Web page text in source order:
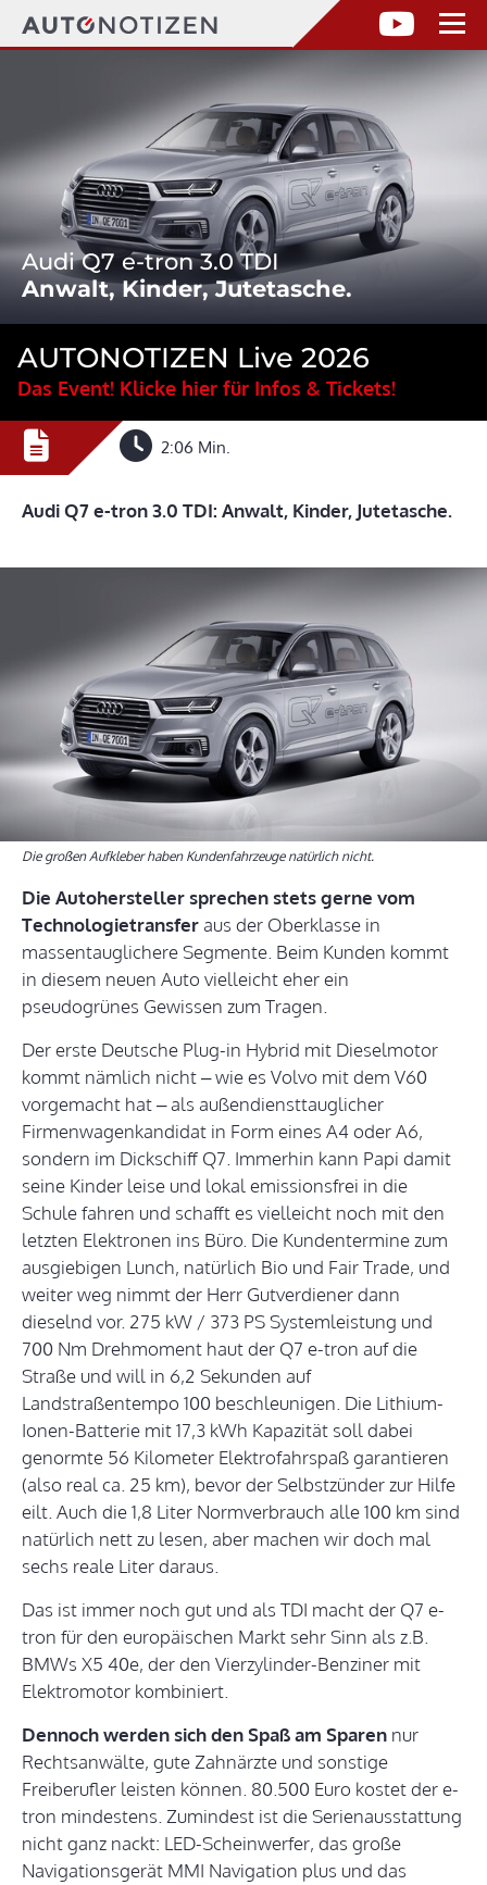
Audi Q7 e-tron 3.0 TDI
Anwalt, Kinder, Jutetasche.
AUTONOTIZEN Live 2026
Das Event! Klicke hier für Infos & Tickets!
2:06 Min.
Audi Q7 e-tron 3.0 TDI: Anwalt, Kinder, Jutetasche.
Die großen Aufkleber haben Kundenfahrzeuge natürlich nicht.
Die Autohersteller sprechen stets gerne vom
Technologietransferaus der Oberklasse in
massentauglichere Segmente. Beim Kunden kommt
in diesem neuen Auto vielleicht eher ein
pseudogrünes Gewissen zum Tragen.
Der erste Deutsche Plug-in Hybrid mit Dieselmotor
kommt nämlich nicht – wie es Volvo mit dem V60
vorgemacht hat – als außendiensttauglicher
Firmenwagenkandidat in Form eines A4 oder A6,
sondern im Dickschiff Q7. Immerhin kann Papi damit
seine Kinder leise und lokal emissionsfrei in die
Schule fahren und schafft es vielleicht noch mit den
letzten Elektronen ins Büro. Die Kundentermine zum
ausgiebigen Lunch, natürlich Bio und Fair Trade, und
weiter weg nimmt der Herr Gutverdiener dann
dieselnd vor. 275 kW / 373 PS Systemleistung und
700 Nm Drehmoment haut der Q7 e-tron auf die
Straße und will in 6,2 Sekunden auf
Landstraßentempo 100 beschleunigen. Die Lithium-
Ionen-Batterie mit 17,3 kWh Kapazität soll dabei
genormte 56 Kilometer Elektrofahrspaß garantieren
(also real ca. 25 km), bevor der Selbstzünder zur Hilfe
eilt. Auch die 1,8 Liter Normverbrauch alle 100 km sind
natürlich nett zu lesen, aber machen wir doch mal
sechs reale Liter daraus.
Das ist immer noch gut und als TDI macht der Q7 e-
tron für den europäischen Markt sehr Sinn als z.B.
BMWs X5 40e, der den Vierzylinder-Benziner mit
Elektromotor kombiniert.
Dennoch werden sich den Spaß am Sparen nur
Rechtsanwälte, gute Zahnärzte und sonstige
Freiberufler leisten können. 80.500 Euro kostet der e-
tron mindestens. Zumindest ist die Serienausstattung
nicht ganz nackt: LED-Scheinwerfer, das große
Navigationsgerät MMI Navigation plus und das